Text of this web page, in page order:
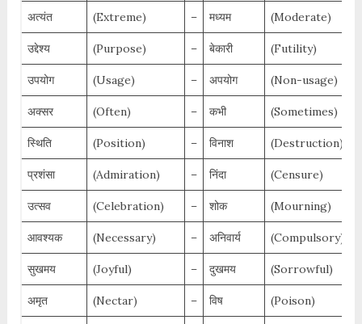
अत्यंत (Extreme) – मध्यम (Moderate)
उद्देश्य (Purpose) – बेकारी (Futility)
उपयोग (Usage) – अपयोग (Non-usage)
अक्सर (Often) – कभी (Sometimes)
स्थिति (Position) – विनाश (Destruction)
प्रशंसा (Admiration) – निंदा (Censure)
उत्सव (Celebration) – शोक (Mourning)
आवश्यक (Necessary) – अनिवार्य (Compulsory)
सुखमय (Joyful) – दुखमय (Sorrowful)
अमृत (Nectar) – विष (Poison)